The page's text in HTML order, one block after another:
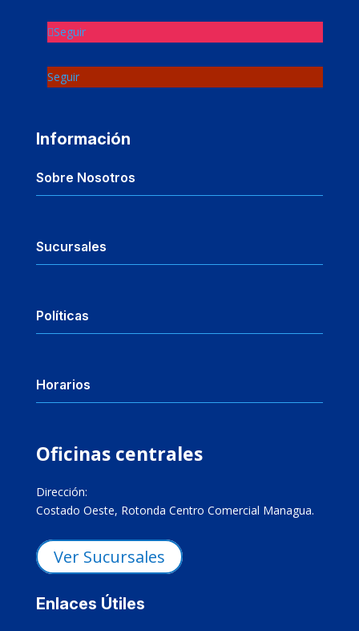
Seguir
Seguir
Información
Sobre Nosotros
Sucursales
Políticas
Horarios
Oficinas centrales
Dirección:
Costado Oeste, Rotonda Centro Comercial Managua.
Ver Sucursales
Enlaces Útiles